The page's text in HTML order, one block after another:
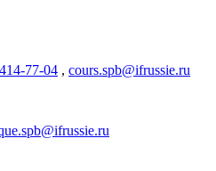
77-04 , cours.spb@ifrussie.ru